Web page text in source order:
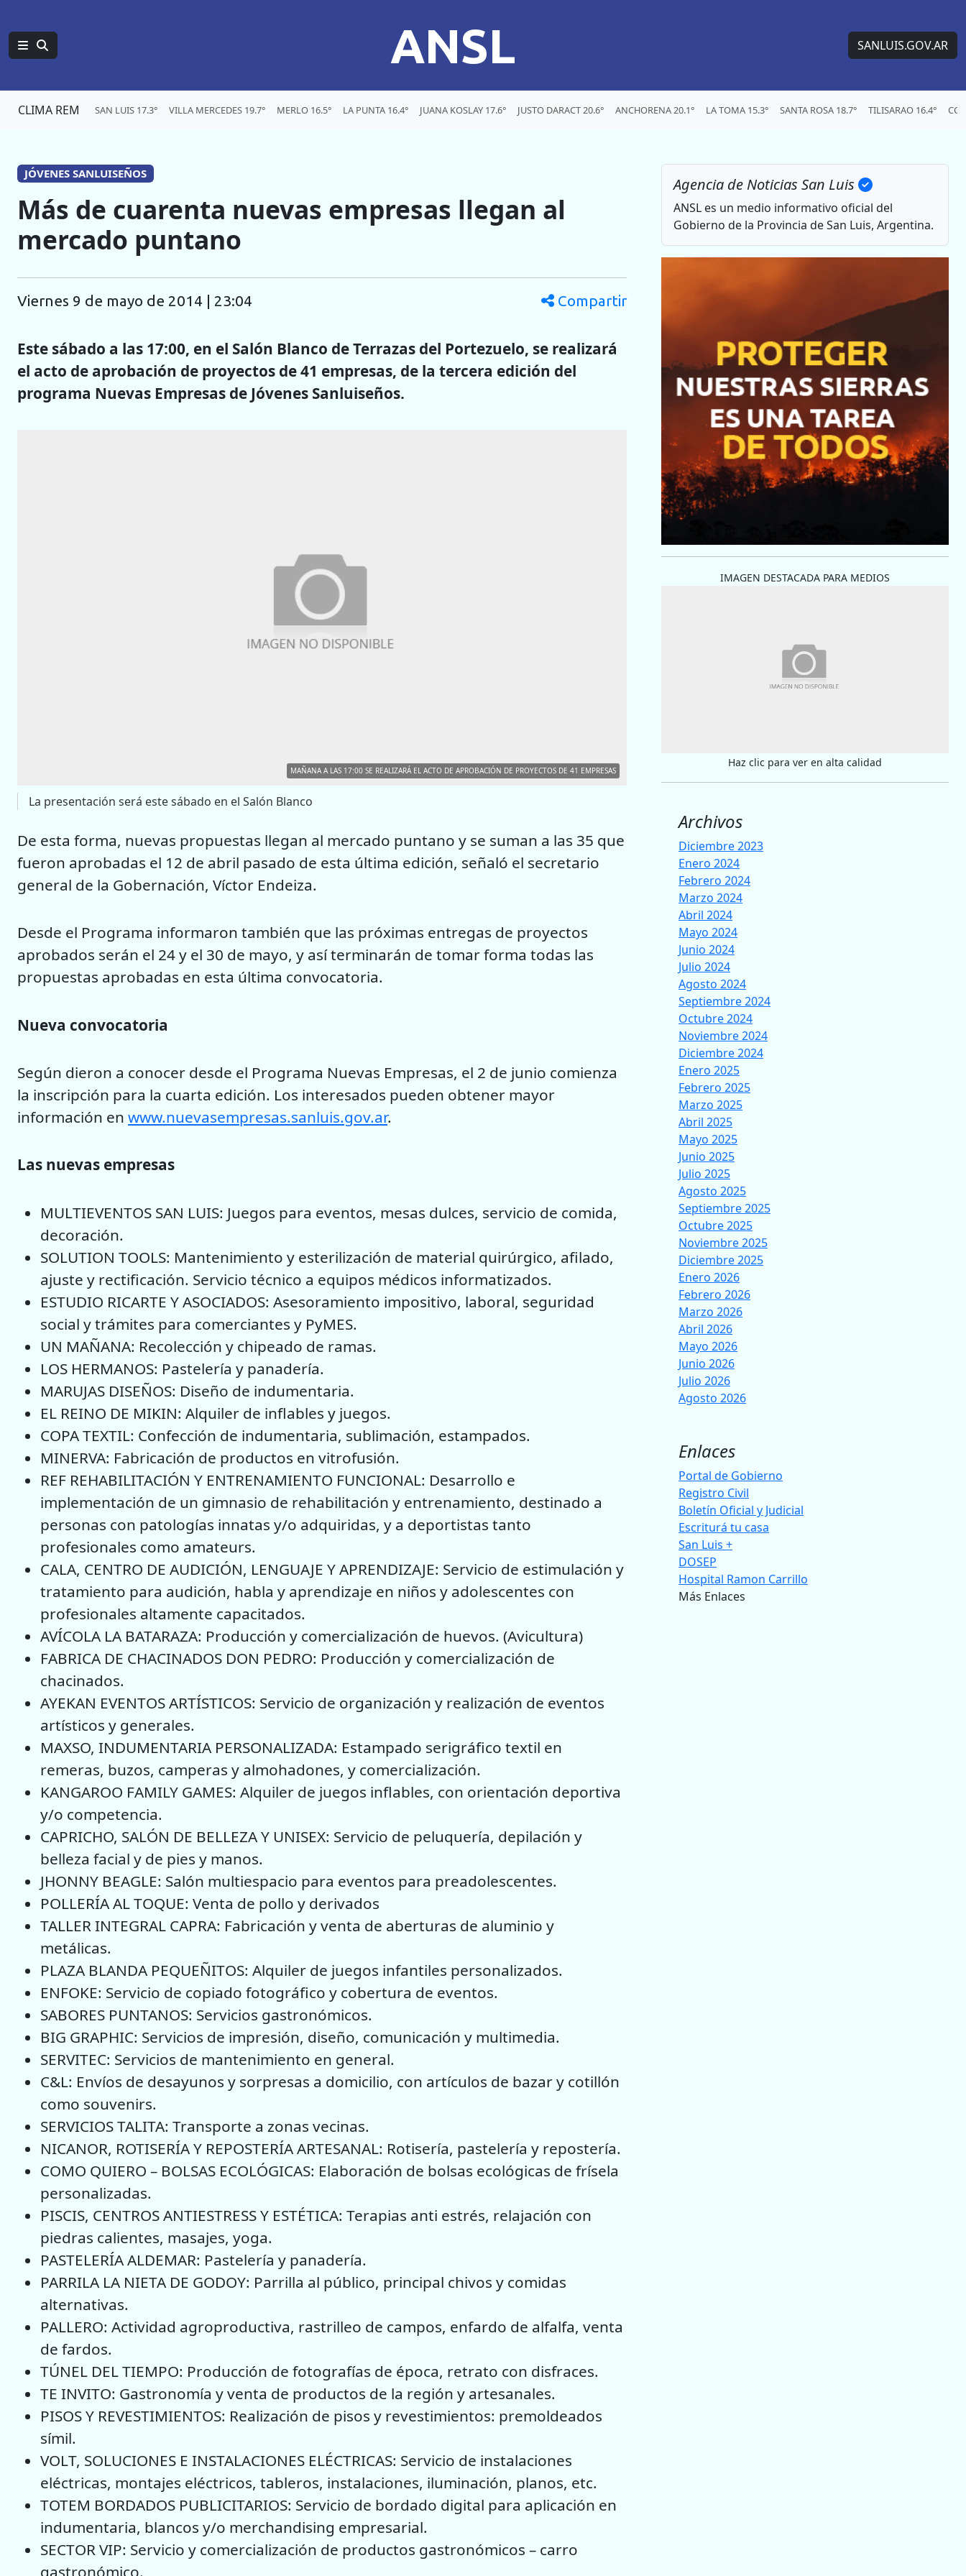
ANSL SANLUIS.GOV.AR
CLIMA REM SAN LUIS 17.3° VILLA MERCEDES 19.7° MERLO 16.5° LA PUNTA 16.4° JUANA KOSLAY 17.6° JUSTO DARACT 20.6° ANCHORENA 20.1° LA TOMA 15.3° SANTA ROSA 18.7° TILISARAO 16.4°
JÓVENES SANLUISEÑOS
Más de cuarenta nuevas empresas llegan al
mercado puntano
viernes 9 de mayo de 2014 | 23:04 Compartir
Este sábado a las 17:00, en el Salón Blanco de Terrazas del Portezuelo, se realizará
el acto de aprobación de proyectos de 41 empresas, de la tercera edición del
programa Nuevas Empresas de Jóvenes Sanluiseños.
MAÑANA A LAS 17:00 SE REALIZARÁ EL ACTO DE APROBACIÓN DE PROYECTOS DE 41 EMPRESAS
La presentación será este sábado en el Salón Blanco
De esta forma, nuevas propuestas llegan al mercado puntano y se suman a las 35 que
fueron aprobadas el 12 de abril pasado de esta última edición, señaló el secretario
general de la Gobernación, Víctor Endeiza.
Desde el Programa informaron también que las próximas entregas de proyectos
aprobados serán el 24 y el 30 de mayo, y así terminarán de tomar forma todas las
propuestas aprobadas en esta última convocatoria.
Nueva convocatoria
Según dieron a conocer desde el Programa Nuevas Empresas, el 2 de junio comienza
la inscripción para la cuarta edición. Los interesados pueden obtener mayor
información en www.nuevasempresas.sanluis.gov.ar.
Las nuevas empresas
MULTIEVENTOS SAN LUIS: Juegos para eventos, mesas dulces, servicio de comida,
decoración.
SOLUTION TOOLS: Mantenimiento y esterilización de material quirúrgico, afilado,
ajuste y rectificación. Servicio técnico a equipos médicos informatizados.
ESTUDIO RICARTE Y ASOCIADOS: Asesoramiento impositivo, laboral, seguridad
social y trámites para comerciantes y PyMES.
UN MAÑANA: Recolección y chipeado de ramas.
LOS HERMANOS: Pastelería y panadería.
MARUJAS DISEÑOS: Diseño de indumentaria.
EL REINO DE MIKIN: Alquiler de inflables y juegos.
COPA TEXTIL: Confección de indumentaria, sublimación, estampados.
MINERVA: Fabricación de productos en vitrofusión.
REF REHABILITACIÓN Y ENTRENAMIENTO FUNCIONAL: Desarrollo e
implementación de un gimnasio de rehabilitación y entrenamiento, destinado a
personas con patologías innatas y/o adquiridas, y a deportistas tanto
profesionales como amateurs.
CALA, CENTRO DE AUDICIÓN, LENGUAJE Y APRENDIZAJE: Servicio de estimulación y
tratamiento para audición, habla y aprendizaje en niños y adolescentes con
profesionales altamente capacitados.
AVÍCOLA LA BATARAZA: Producción y comercialización de huevos. (Avicultura)
FABRICA DE CHACINADOS DON PEDRO: Producción y comercialización de
chacinados.
AYEKAN EVENTOS ARTÍSTICOS: Servicio de organización y realización de eventos
artísticos y generales.
MAXSO, INDUMENTARIA PERSONALIZADA: Estampado serigráfico textil en
remeras, buzos, camperas y almohadones, y comercialización.
KANGAROO FAMILY GAMES: Alquiler de juegos inflables, con orientación deportiva
y/o competencia.
CAPRICHO, SALÓN DE BELLEZA Y UNISEX: Servicio de peluquería, depilación y
belleza facial y de pies y manos.
JHONNY BEAGLE: Salón multiespacio para eventos para preadolescentes.
POLLERÍA AL TOQUE: Venta de pollo y derivados
TALLER INTEGRAL CAPRA: Fabricación y venta de aberturas de aluminio y
metálicas.
PLAZA BLANDA PEQUEÑITOS: Alquiler de juegos infantiles personalizados.
ENFOKE: Servicio de copiado fotográfico y cobertura de eventos.
SABORES PUNTANOS: Servicios gastronómicos.
BIG GRAPHIC: Servicios de impresión, diseño, comunicación y multimedia.
SERVITEC: Servicios de mantenimiento en general.
C&L: Envíos de desayunos y sorpresas a domicilio, con artículos de bazar y cotillón
como souvenirs.
SERVICIOS TALITA: Transporte a zonas vecinas.
NICANOR, ROTISERÍA Y REPOSTERÍA ARTESANAL: Rotisería, pastelería y repostería.
COMO QUIERO – BOLSAS ECOLÓGICAS: Elaboración de bolsas ecológicas de frísela
personalizadas.
PISCIS, CENTROS ANTIESTRESS Y ESTÉTICA: Terapias anti estrés, relajación con
piedras calientes, masajes, yoga.
PASTELERÍA ALDEMAR: Pastelería y panadería.
PARRILA LA NIETA DE GODOY: Parrilla al público, principal chivos y comidas
alternativas.
PALLERO: Actividad agroproductiva, rastrilleo de campos, enfardo de alfalfa, venta
de fardos.
TÚNEL DEL TIEMPO: Producción de fotografías de época, retrato con disfraces.
TE INVITO: Gastronomía y venta de productos de la región y artesanales.
PISOS Y REVESTIMIENTOS: Realización de pisos y revestimientos: premoldeados
símil.
VOLT, SOLUCIONES E INSTALACIONES ELÉCTRICAS: Servicio de instalaciones
eléctricas, montajes eléctricos, tableros, instalaciones, iluminación, planos, etc.
TOTEM BORDADOS PUBLICITARIOS: Servicio de bordado digital para aplicación en
indumentaria, blancos y/o merchandising empresarial.
SECTOR VIP: Servicio y comercialización de productos gastronómicos – carro
gastronómico.
Agencia de Noticias San Luis
ANSL es un medio informativo oficial del
Gobierno de la Provincia de San Luis, Argentina.
IMAGEN DESTACADA PARA MEDIOS
Haz clic para ver en alta calidad
Archivos
Diciembre 2023
Enero 2024
Febrero 2024
Marzo 2024
Abril 2024
Mayo 2024
Junio 2024
Julio 2024
Agosto 2024
Septiembre 2024
Octubre 2024
Noviembre 2024
Diciembre 2024
Enero 2025
Febrero 2025
Marzo 2025
Abril 2025
Mayo 2025
Junio 2025
Julio 2025
Agosto 2025
Septiembre 2025
Octubre 2025
Noviembre 2025
Diciembre 2025
Enero 2026
Febrero 2026
Marzo 2026
Abril 2026
Mayo 2026
Junio 2026
Julio 2026
Agosto 2026
Enlaces
Portal de Gobierno
Registro Civil
Boletín Oficial y Judicial
Escriturá tu casa
San Luis +
DOSEP
Hospital Ramon Carrillo
Más Enlaces